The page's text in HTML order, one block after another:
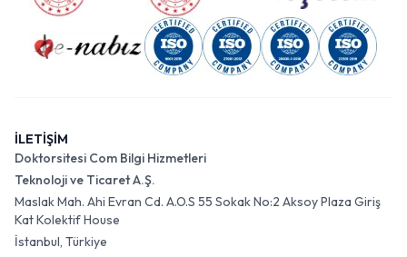
İLETİŞİM
Doktorsitesi Com Bilgi Hizmetleri
Teknoloji ve Ticaret A.Ş.
Maslak Mah. Ahi Evran Cd. A.O.S 55 Sokak No:2 Aksoy Plaza Giriş
Kat Kolektif House
İstanbul, Türkiye